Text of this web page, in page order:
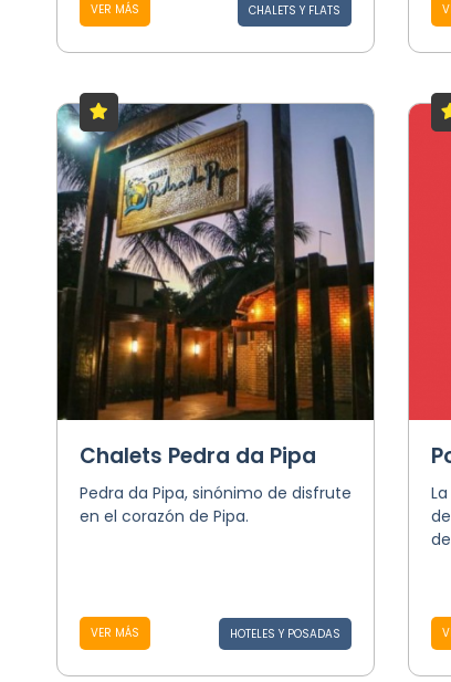
VER MÁS CHALETS Y FLATS
Chalets Pedra da Pipa
Pedra da Pipa, sinónimo de disfrute
en el corazón de Pipa.
VER MÁS HOTELES Y POSADAS